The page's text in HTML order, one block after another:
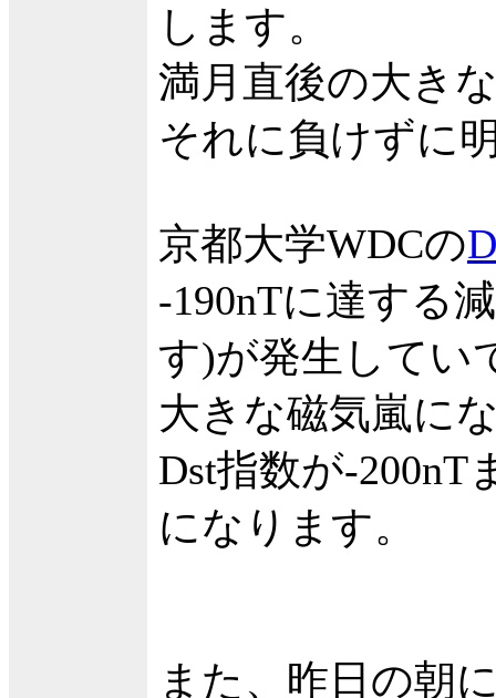
します。
満月直後の大き
それに負けずに
京都大学WDCの
-190nTに達する
す)が発生してい
大きな磁気嵐に
Dst指数が-200nT
になります。
また、昨日の朝